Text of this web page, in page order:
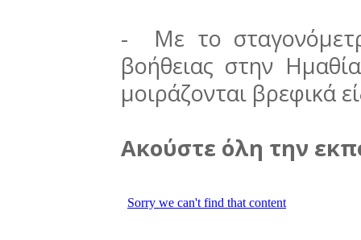
- Με το
βοήθειας στην
μοιράζονται βρεφικά
Ακούστε όλη την